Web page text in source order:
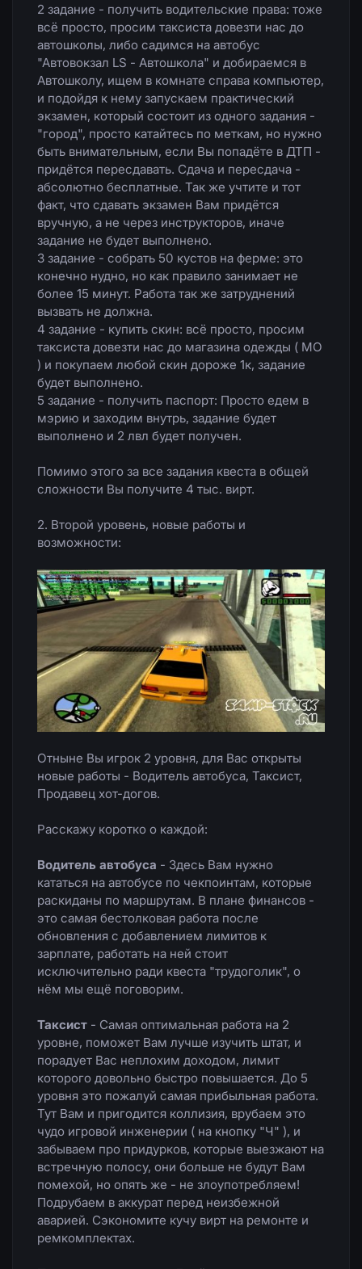
2 задание - получить водительские права: тоже
всё просто, просим таксиста довезти нас до
автошколы, либо садимся на автобус
"Автовокзал LS - Автошкола" и добираемся в
Автошколу, ищем в комнате справа компьютер,
и подойдя к нему запускаем практический
экзамен, который состоит из одного задания -
"город", просто катайтесь по меткам, но нужно
быть внимательным, если Вы попадёте в ДТП -
придётся пересдавать. Сдача и пересдача -
абсолютно бесплатные. Так же учтите и тот
факт, что сдавать экзамен Вам придётся
вручную, а не через инструкторов, иначе
задание не будет выполнено.
3 задание - собрать 50 кустов на ферме: это
конечно нудно, но как правило занимает не
более 15 минут. Работа так же затруднений
вызвать не должна.
4 задание - купить скин: всё просто, просим
таксиста довезти нас до магазина одежды ( МО
) и покупаем любой скин дороже 1к, задание
будет выполнено.
5 задание - получить паспорт: Просто едем в
мэрию и заходим внутрь, задание будет
выполнено и 2 лвл будет получен.
Помимо этого за все задания квеста в общей
сложности Вы получите 4 тыс. вирт.
2. Второй уровень, новые работы и
возможности:
Отныне Вы игрок 2 уровня, для Вас открыты
новые работы - Водитель автобуса, Таксист,
Продавец хот-догов.
Расскажу коротко о каждой:
Водитель автобуса - Здесь Вам нужно
кататься на автобусе по чекпоинтам, которые
раскиданы по маршрутам. В плане финансов -
это самая бестолковая работа после
обновления с добавлением лимитов к
зарплате, работать на ней стоит
исключительно ради квеста "трудоголик", о
нём мы ещё поговорим.
Таксист - Самая оптимальная работа на 2
уровне, поможет Вам лучше изучить штат, и
порадует Вас неплохим доходом, лимит
которого довольно быстро повышается. До 5
уровня это пожалуй самая прибыльная работа.
Тут Вам и пригодится коллизия, врубаем это
чудо игровой инженерии ( на кнопку "Ч" ), и
забываем про придурков, которые выезжают на
встречную полосу, они больше не будут Вам
помехой, но опять же - не злоупотребляем!
Подрубаем в аккурат перед неизбежной
аварией. Сэкономите кучу вирт на ремонте и
ремкомплектах.